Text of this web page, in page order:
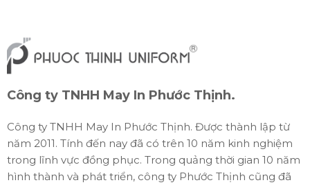
Công ty TNHH May In Phước Thịnh.
Công ty TNHH May In Phước Thịnh. Được thành lập từ
năm 2011. Tính đến nay đã có trên 10 năm kinh nghiệm
trong lĩnh vực đồng phục. Trong quảng thời gian 10 năm
hình thành và phát triển, công ty Phước Thịnh cũng đã